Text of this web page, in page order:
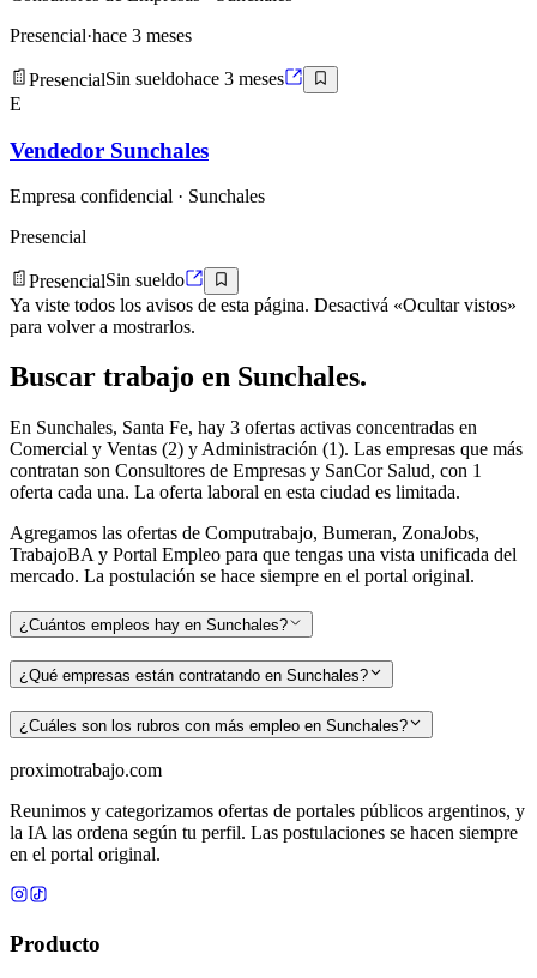
Presencial·hace 3 meses
PresencialSin sueldohace 3 meses
E
Vendedor Sunchales
Empresa confidencial · Sunchales
Presencial
PresencialSin sueldo
Ya viste todos los avisos de esta página. Desactivá «Ocultar vistos»
para volver a mostrarlos.
Buscar trabajo en Sunchales.
En Sunchales, Santa Fe, hay 3 ofertas activas concentradas en
Comercial y Ventas (2) y Administración (1). Las empresas que más
contratan son Consultores de Empresas y SanCor Salud, con 1
oferta cada una. La oferta laboral en esta ciudad es limitada.
Agregamos las ofertas de Computrabajo, Bumeran, ZonaJobs,
TrabajoBA y Portal Empleo para que tengas una vista unificada del
mercado. La postulación se hace siempre en el portal original.
¿Cuántos empleos hay en Sunchales?
¿Qué empresas están contratando en Sunchales?
¿Cuáles son los rubros con más empleo en Sunchales?
proximotrabajo.com
Reunimos y categorizamos ofertas de portales públicos argentinos, y
la IA las ordena según tu perfil. Las postulaciones se hacen siempre
en el portal original.
Producto